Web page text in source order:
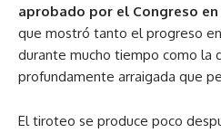
aprobado por el Congreso en
que mostró tanto el progreso
durante mucho tiempo como la
profundamente arraigada que
El tiroteo se produce poco